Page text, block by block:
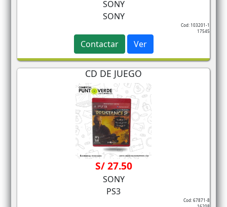
SONY
SONY
Cod: 103201-1
17545
Contactar Ver
CD DE JUEGO
S/ 27.50
SONY
PS3
Cod: 67871-8